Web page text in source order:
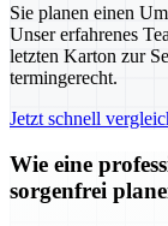
Sie planen einen
Unser erfahrenes
letzten Karton zur
termingerecht.
Jetzt schnell
Wie eine
sorgenfrei